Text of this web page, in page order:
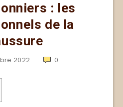
: les
de la
2022 0